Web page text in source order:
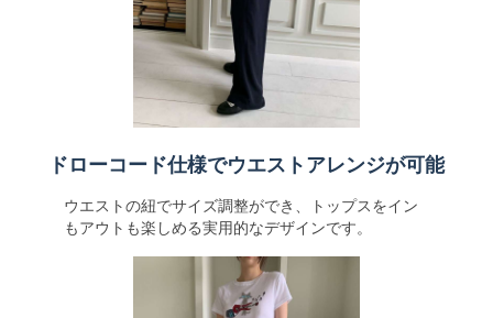
ドローコード仕様でウエストアレンジが可能
ウエストの紐でサイズ調整ができ、トップスをイン
もアウトも楽しめる実用的なデザインです。